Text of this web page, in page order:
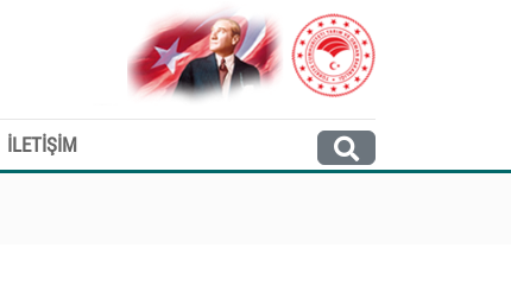
İLETİŞİM